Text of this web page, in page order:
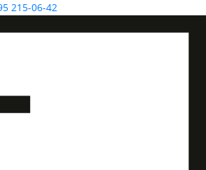
215-06-42